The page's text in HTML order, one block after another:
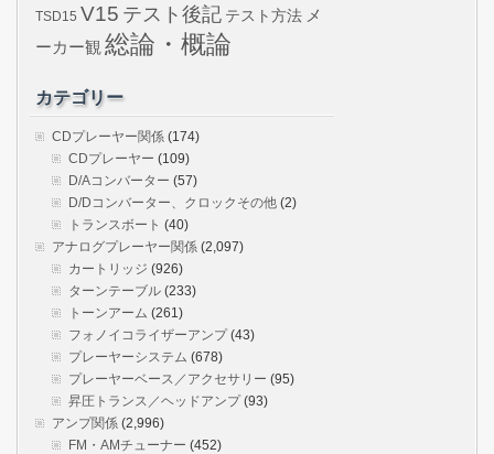
TSD15 V15 テスト後記 テスト方法 メ
ーカー観 総論・概論
カテゴリー
CDプレーヤー関係 (174)
CDプレーヤー (109)
D/Aコンバーター (57)
D/Dコンバーター、クロックその他 (2)
トランスボート (40)
アナログプレーヤー関係 (2,097)
カートリッジ (926)
ターンテーブル (233)
トーンアーム (261)
フォノイコライザーアンプ(43)
プレーヤーシステム (678)
プレーヤーベース／アクセサリー (95)
昇圧トランス／ヘッドアンプ(93)
アンプ関係 (2,996)
FM・AMチューナー (452)